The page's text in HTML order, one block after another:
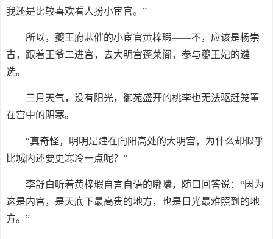
我还是比较喜欢看人扮小宦官。”
所以，夔王府悲催的小宦官黄梓瑕——不，应该是杨崇
古，跟着王爷二进宫，去大明宫蓬莱阁，参与夔王妃的遴
选。
三月天气，没有阳光，御苑盛开的桃李也无法驱赶笼罩
在宫中的阴寒。
“真奇怪，明明是建在向阳高处的大明宫，为什么却似乎
比城内还要更寒冷一点呢？”
李舒白听着黄梓瑕自言自语的嘟囔，随口回答说：“因为
这是内宫，是天底下最高贵的地方，也是日光最难照到的地
方。”